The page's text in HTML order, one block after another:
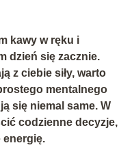
kawy w ręku i
dzień się zacznie.
z ciebie siły, warto
mentalnego
się niemal same. W
codzienne decyzje,
energię.